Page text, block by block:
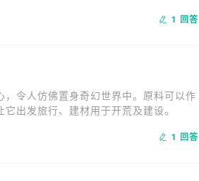
1 回答
令人仿佛置身奇幻世界中。原料可以作
出发旅行、建材用于开荒及建设。
1 回答